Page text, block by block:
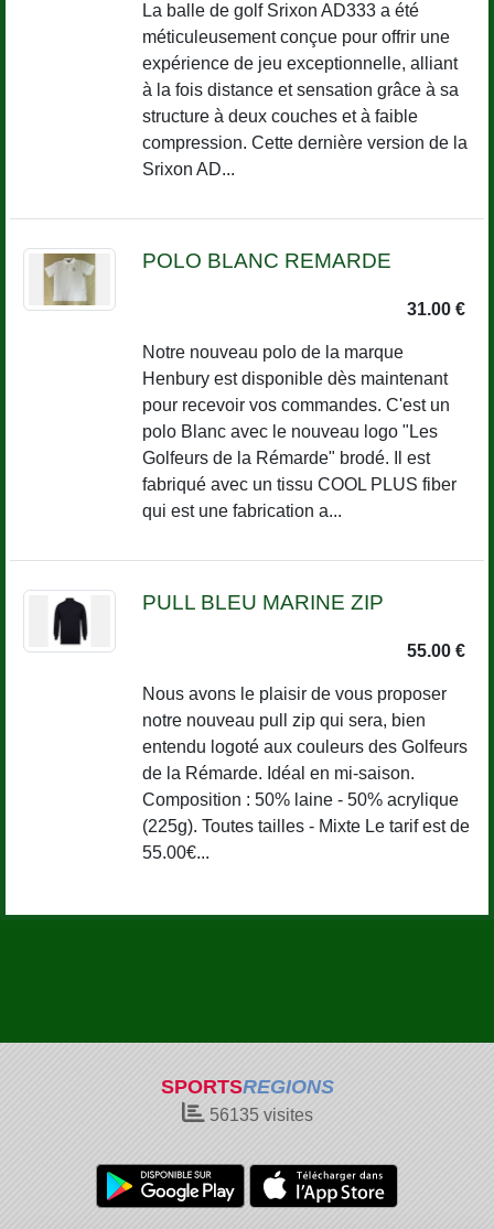
La balle de golf Srixon AD333 a été
méticuleusement conçue pour offrir une
expérience de jeu exceptionnelle, alliant
à la fois distance et sensation grâce à sa
structure à deux couches et à faible
compression. Cette dernière version de la
Srixon AD...
POLO BLANC REMARDE
31.00 €
Notre nouveau polo de la marque
Henbury est disponible dès maintenant
pour recevoir vos commandes. C'est un
polo Blanc avec le nouveau logo "Les
Golfeurs de la Rémarde" brodé. Il est
fabriqué avec un tissu COOL PLUS fiber
qui est une fabrication a...
PULL BLEU MARINE ZIP
55.00 €
Nous avons le plaisir de vous proposer
notre nouveau pull zip qui sera, bien
entendu logoté aux couleurs des Golfeurs
de la Rémarde. Idéal en mi-saison.
Composition : 50% laine - 50% acrylique
(225g). Toutes tailles - Mixte Le tarif est de
55.00€...
SPORTSREGIONS
56135visites